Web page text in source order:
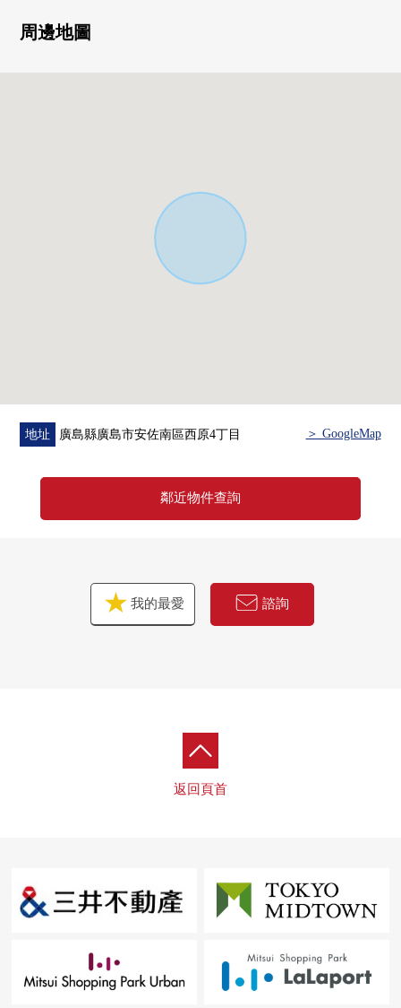
房屋的詳細、需討論是如感興趣,歡迎請隨時聯繫我們。
・想把握擁有房地產的行情。
・因為剩下自己的家的住宅貸款所以想談無勉強的資金計
"免費評估的申請"
三井Rehouse祗園新道Center
周邊地圖
地址 廣島縣廣島市安佐南區西原4丁目 ＞ GoogleMap
鄰近物件查詢
我的最愛 諮詢
返回頁首